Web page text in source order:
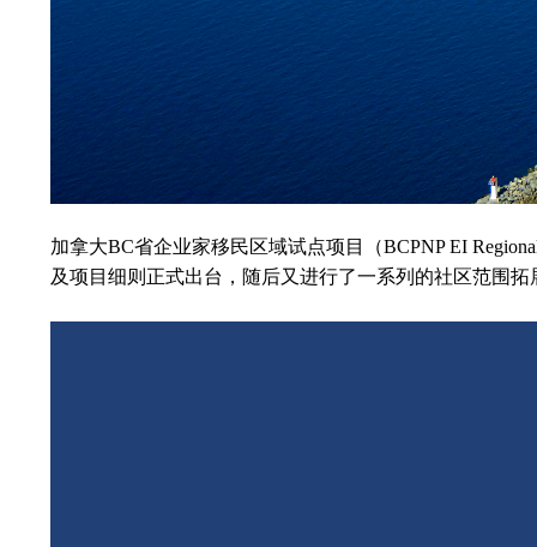
加拿大BC省企业家移民区域试点项目（BCPNP EI
及项目细则正式出台，随后又进行了一系列的社区范围拓